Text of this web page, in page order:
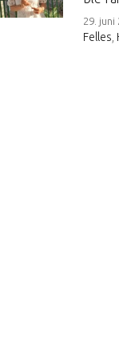
29. juni
Felles